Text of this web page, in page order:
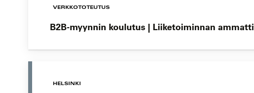
VERKKOTOTEUTUS
B2B-myynnin koulutus | Liiketoiminnan
HELSINKI